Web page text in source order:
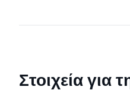
Στοιχεία για